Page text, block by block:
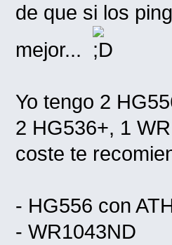
de que si los
mejor...
Yo tengo 2
2 HG536+, 1
coste te
- HG556 con
- WR1043ND